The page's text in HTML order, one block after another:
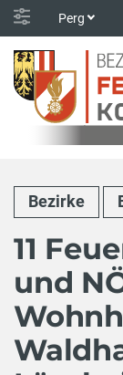
Perg
Bezirke
11
und